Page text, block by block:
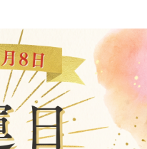
に伝えてみるのがコツで
、まわりを思いやれる証
音も大切にしてあげまし
る）
いうイメージを持つ人も
るのが最大の特徴です。
前中が吉、午後は控えめ
ります。